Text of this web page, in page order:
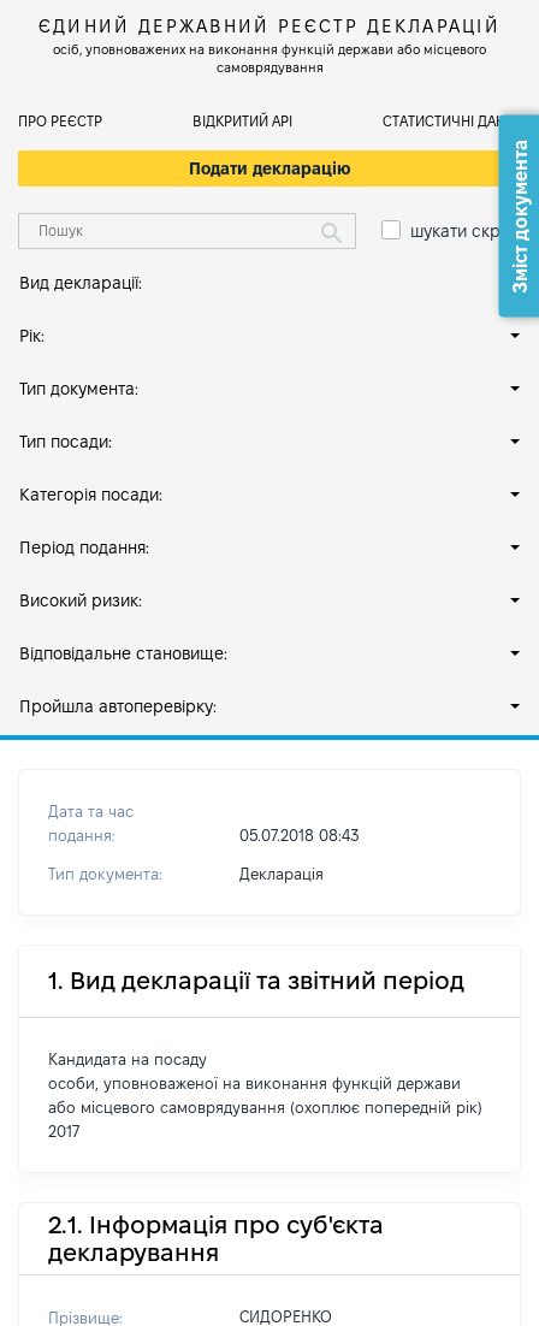
ЄДИНИЙ ДЕРЖАВНИЙ РЕЄСТР ДЕКЛАРАЦІЙ
осіб, уповноважених на виконання функцій держави або місцевого
самоврядування
ПРО РЕЄСТР ВІДКРИТИЙ АРІ СТАТИСТИЧНІ ДАНІ
Подати декларацію
шукати скрізь
Вид декларації:
Рік:
Тип документа:
Тип посади:
Категорія посади:
Період подання:
Високий ризик:
Відповідальне становище:
Пройшла автоперевірку:
Дата та час
подання:
05.07.2018 08:43
Тип документа: Декларація
1. Вид декларації та звітний період
Кандидата на посаду
особи, уповноваженої на виконання функцій держави
або місцевого самоврядування (охоплює попередній рік)
2017
2.1. Інформація про суб'єкта
декларування
Прізвище: СИДОРЕНКО
Зміст документа